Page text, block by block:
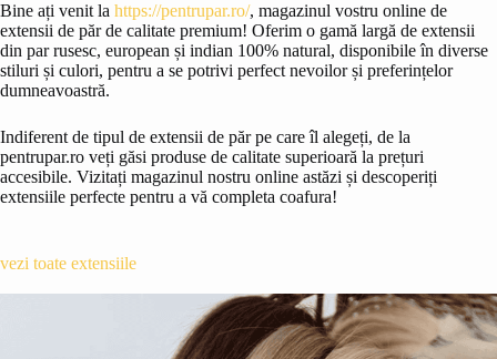
Bine ați venit la https://pentrupar.ro/, magazinul vostru online de
extensii de păr de calitate premium! Oferim o gamă largă de extensii
din par rusesc, european și indian 100% natural, disponibile în diverse
stiluri și culori, pentru a se potrivi perfect nevoilor și preferințelor
dumneavoastră.
Indiferent de tipul de extensii de păr pe care îl alegeți, de la
pentrupar.ro veți găsi produse de calitate superioară la prețuri
accesibile. Vizitați magazinul nostru online astăzi și descoperiți
extensiile perfecte pentru a vă completa coafura!
vezi toate extensiile